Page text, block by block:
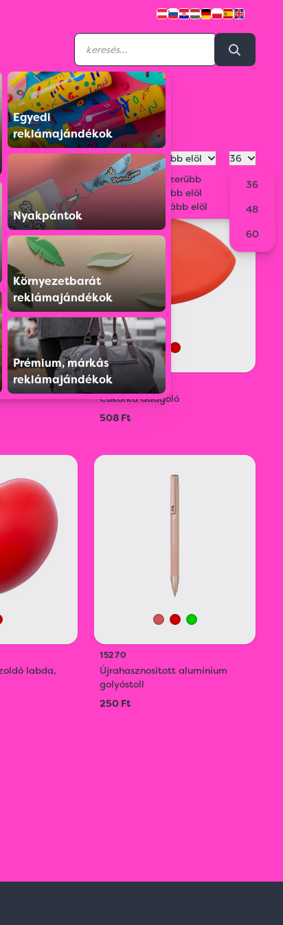
Egyedi
reklámajándékok
Nyakpántok
Környezetbarát
reklámajándékok
Prémium, márkás
reklámajándékok
Legdrágább elöl
Legnépszerűbb
Legolcsóbb elöl
Legdrágább elöl
36
36
48
60
S0209896014
Cukorka adagoló
508 Ft
labda,
15270
Újrahasznosított alumínium
golyóstoll
250 Ft